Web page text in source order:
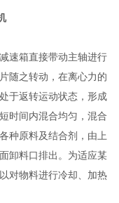
速箱直接带动主轴进行
随之转动，在离心力的
于返转运动状态，形成
时间内混合均匀，混合
种原料及结合剂，由上
卸料口排出。为适应某
对物料进行冷却、加热